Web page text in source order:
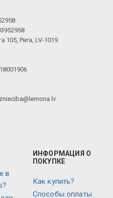
105, Рига, LV-1019
в
ИНФОРМАЦИЯ О
ПОКУПКЕ
Как купить?
Способы оплаты